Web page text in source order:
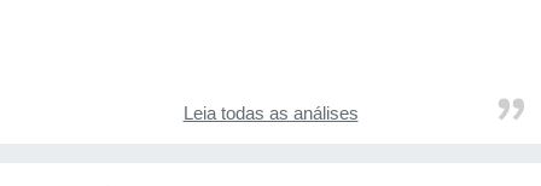
Leia todas as análises